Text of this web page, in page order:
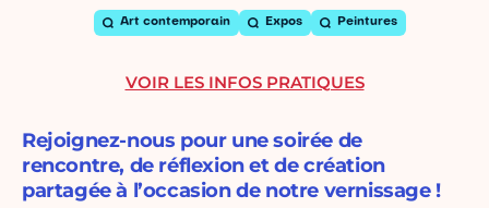
Art contemporain Expos Peintures
Rejoignez-nous pour une soirée de
rencontre, de réflexion et de création
partagée à l’occasion de notre vernissage !
VOIR LES INFOS PRATIQUES